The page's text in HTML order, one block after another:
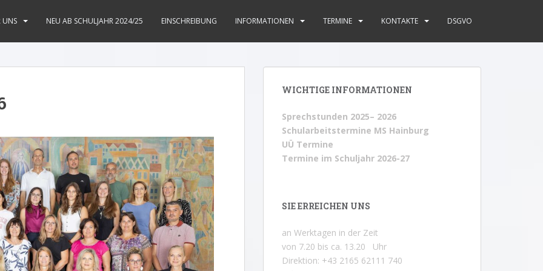
UNS NEU AB SCHULJAHR 2024/25 EINSCHREIBUNG INFORMATIONEN TERMINE KONTAKTE DSGVO
WICHTIGE INFORMATIONEN
Sprechstunden 2025– 2026
Schularbeitstermine MS Hainburg
UÜ Termine
Termine im Schuljahr 2026-27
SIE ERREICHEN UNS
an Werktagen in der Zeit
von 7.20 bis ca. 13.20 Uhr
Direktion: +43 2165 62111 740